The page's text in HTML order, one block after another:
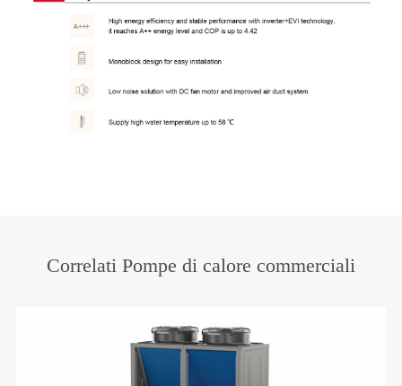
Correlati Pompe di calore commerciali